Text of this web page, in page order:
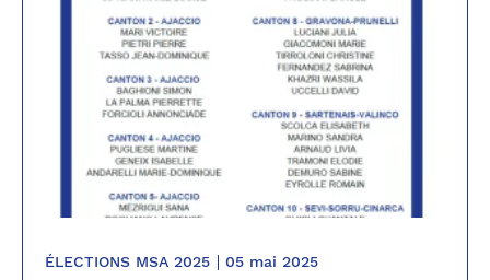
ÉLECTIONS MSA 2025 05 mai 2025